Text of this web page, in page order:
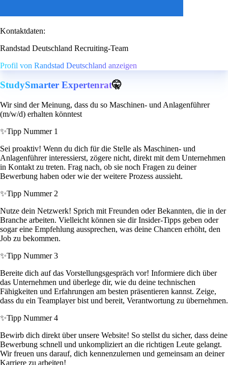
Kontaktdaten:
Randstad Deutschland Recruiting-Team
Profil von Randstad Deutschland anzeigen
StudySmarter Expertenrat🤫
Wir sind der Meinung, dass du so Maschinen- und Anlagenführer
(m/w/d) erhalten könntest
✨Tipp Nummer 1
Sei proaktiv! Wenn du dich für die Stelle als Maschinen- und
Anlagenführer interessierst, zögere nicht, direkt mit dem Unternehmen
in Kontakt zu treten. Frag nach, ob sie noch Fragen zu deiner
Bewerbung haben oder wie der weitere Prozess aussieht.
✨Tipp Nummer 2
Nutze dein Netzwerk! Sprich mit Freunden oder Bekannten, die in der
Branche arbeiten. Vielleicht können sie dir Insider-Tipps geben oder
sogar eine Empfehlung aussprechen, was deine Chancen erhöht, den
Job zu bekommen.
✨Tipp Nummer 3
Bereite dich auf das Vorstellungsgespräch vor! Informiere dich über
das Unternehmen und überlege dir, wie du deine technischen
Fähigkeiten und Erfahrungen am besten präsentieren kannst. Zeige,
dass du ein Teamplayer bist und bereit, Verantwortung zu übernehmen.
✨Tipp Nummer 4
Bewirb dich direkt über unsere Website! So stellst du sicher, dass deine
Bewerbung schnell und unkompliziert an die richtigen Leute gelangt.
Wir freuen uns darauf, dich kennenzulernen und gemeinsam an deiner
Karriere zu arbeiten!